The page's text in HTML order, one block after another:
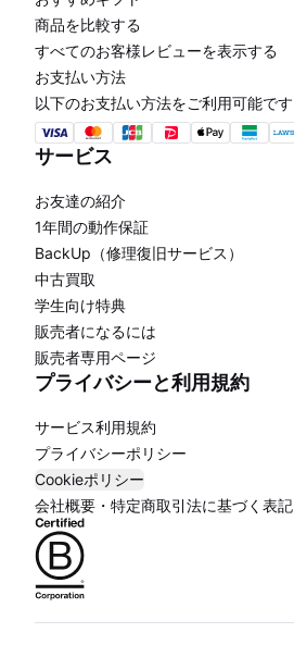
商品を比較する
すべてのお客様レビューを表示する
お支払い方法
以下のお支払い方法をご利用可能です
サービス
お友達の紹介
1年間の動作保証
BackUp（修理復旧サービス）
中古買取
学生向け特典
販売者になるには
販売者専用ページ
プライバシーと利用規約
サービス利用規約
プライバシーポリシー
Cookieポリシー
会社概要・特定商取引法に基づく表記